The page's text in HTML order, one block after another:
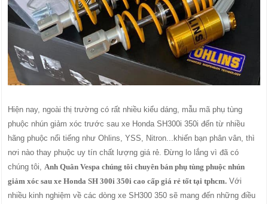
Hiện nay, ngoài thị trường có rất nhiều kiểu dáng, mẫu mã phụ tùng
phuộc nhún giảm xóc trước sau xe Honda SH300i 350i đến từ nhiều
hãng phuộc nổi tiếng như Ohlins, YSS, Nitron...khiến bạn phân vân, thì
nơi nào thay phuộc uy tín chất lượng giá rẻ. Đừng lo lắng vì đã có
chúng tôi, Anh Quân Vespa chúng tôi chuyên bán phụ tùng phuộc nhún
giảm xóc sau xe Honda SH 300i 350i cao cấp giá rẻ tốt tại tphcm. Với
nhiều kinh nghiệm về các dòng xe SH300 350 sẽ mang đến những điều